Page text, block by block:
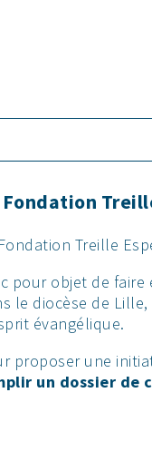
Fondation
Treille
pour objet de faire
le diocèse de
évangélique.
proposer une
un dossier de